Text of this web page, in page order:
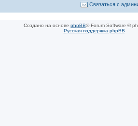
Связаться с
Создано на основе phpBB® Forum Software ©
Русская поддержка phpBB